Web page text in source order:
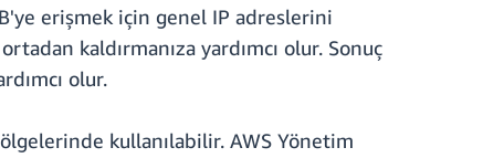
erişmek için genel IP adreslerini
kaldırmanıza yardımcı olur. Sonuç
olur.
kullanılabilir. AWS Yönetim